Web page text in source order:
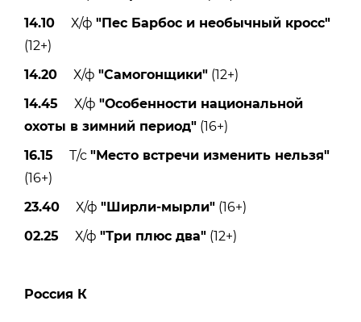
14.10 Х/ф "Пес Барбос и необычный кросс"
(12+)
14.20 Х/ф "Самогонщики" (12+)
14.45 Х/ф "Особенности национальной
охоты в зимний период" (16+)
16.15 Т/с "Место встречи изменить нельзя"
(16+)
23.40 Х/ф "Ширли-мырли" (16+)
02.25 Х/ф "Три плюс два" (12+)
Россия К